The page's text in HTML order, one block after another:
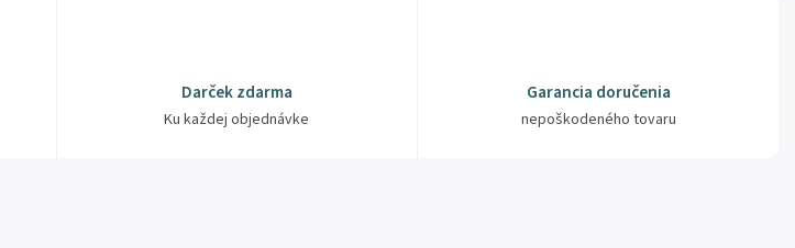
Darček zdarma
Ku každej objednávke
Garancia doručenia
nepoškodeného tovaru